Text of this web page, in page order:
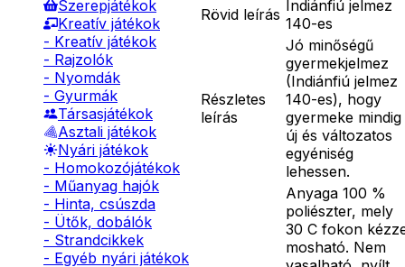
Szerepjátékok
Kreatív játékok
- Kreatív játékok
- Rajzolók
- Nyomdák
- Gyurmák
Társasjátékok
Asztali játékok
Nyári játékok
- Homokozójátékok
- Műanyag hajók
- Hinta, csúszda
- Ütők, dobálók
- Strandcikkek
- Egyéb nyári játékok
Rövid leírás Indiánfiú jelmez
140-es
Részletes
leírás
Jó minőségű
gyermekjelmez
(Indiánfiú jelmez
140-es), hogy
gyermeke mindig
új és változatos
egyéniség
lehessen.
Anyaga 100 %
poliészter, mely
30 C fokon
mosható. Nem